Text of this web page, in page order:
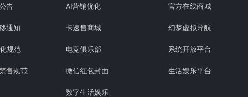
告
通知
规范
售规范
AI营销优化
卡速售商城
电竞俱乐部
微信红包封面
数字生活娱乐
官方在线商城
幻梦虚拟导航
系统开放平台
生活娱乐平台